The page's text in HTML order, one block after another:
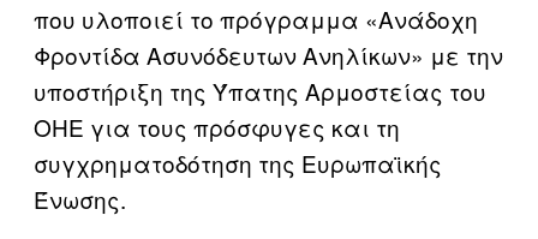
που υλοποιεί το πρόγραμμα «Ανάδοχη
Φροντίδα Ασυνόδευτων Ανηλίκων» με την
υποστήριξη της Ύπατης Αρμοστείας του
ΟΗΕ για τους πρόσφυγες και τη
συγχρηματοδότηση της Ευρωπαϊκής
Ένωσης.